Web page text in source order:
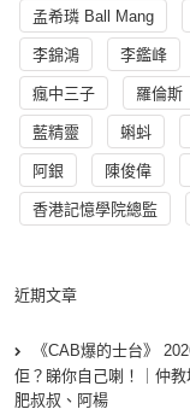
孟希璘 Ball Mang
李錦鴻 李鑑峰
瘋中三子 羅倫斯
藍精靈 蝌蚪
阿銀 陳俊偉
香港記憶學院總監
近期文章
《CAB爆的士台》
佢？睇你自己喇！｜仲
肥叔叔、阿楊